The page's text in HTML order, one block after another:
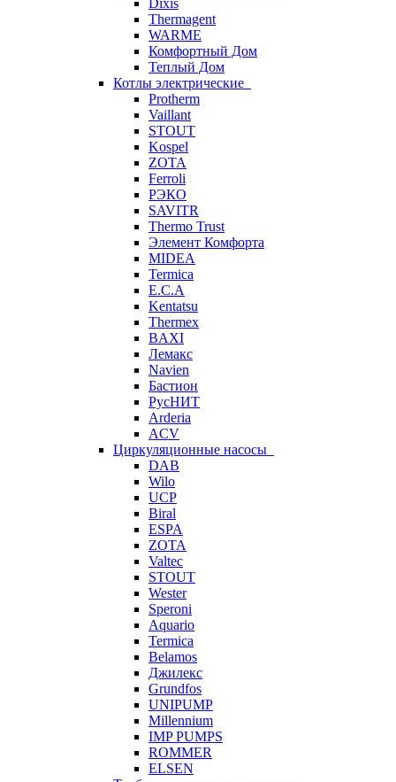
Dixis
Thermagent
WARME
Комфортный Дом
Теплый Дом
Котлы электрические
Protherm
Vaillant
STOUT
Kospel
ZOTA
Ferroli
РЭКО
SAVITR
Thermo Trust
Элемент Комфорта
MIDEA
Termica
E.C.A
Kentatsu
Thermex
BAXI
Лемакс
Navien
Бастион
РусНИТ
Arderia
ACV
Циркуляционные насосы
DAB
Wilo
UCP
Biral
ESPA
ZOTA
Valtec
STOUT
Wester
Speroni
Aquario
Termica
Belamos
Джилекс
Grundfos
UNIPUMP
Millennium
IMP PUMPS
ROMMER
ELSEN